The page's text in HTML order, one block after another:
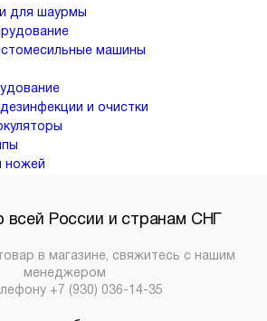
для шаурмы
машины
и очистки
ножей
всей России и странам СНГ
в магазине, свяжитесь с нашим
менеджером
+7 (930) 036-14-35